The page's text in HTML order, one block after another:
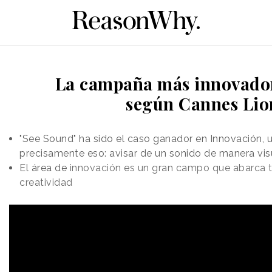
La campaña más
según Cannes
"See Sound" ha sido el caso ganador en Innovación,
precisamente eso: avisar de un sonido de manera
El área de innovación es un gran campo que abarca
creatividad